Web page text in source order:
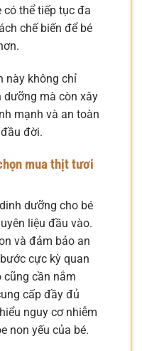
có thể tiếp tục đa
chế biến để bé
này không chỉ
dưỡng mà còn xây
mạnh và an toàn
đời.
mua thịt tươi
dưỡng cho bé
liệu đầu vào.
và đảm bảo an
cực kỳ quan
cũng cần nắm
cấp đầy đủ
nguy cơ nhiễm
non yếu của bé.